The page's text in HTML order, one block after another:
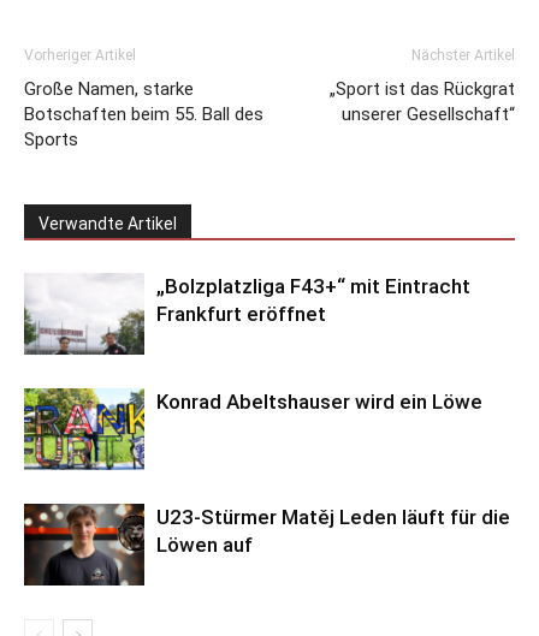
Vorheriger Artikel
Große Namen, starke
Botschaften beim 55. Ball des
Sports
Nächster Artikel
„Sport ist das Rückgrat
unserer Gesellschaft“
Verwandte Artikel
„Bolzplatzliga F43+“ mit Eintracht
Frankfurt eröffnet
Konrad Abeltshauser wird ein Löwe
U23-Stürmer Matěj Leden läuft für die
Löwen auf